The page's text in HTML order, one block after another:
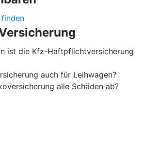
ist die Kfz-Haftpflichtversicherung
auch für Leihwagen?
alle Schäden ab?